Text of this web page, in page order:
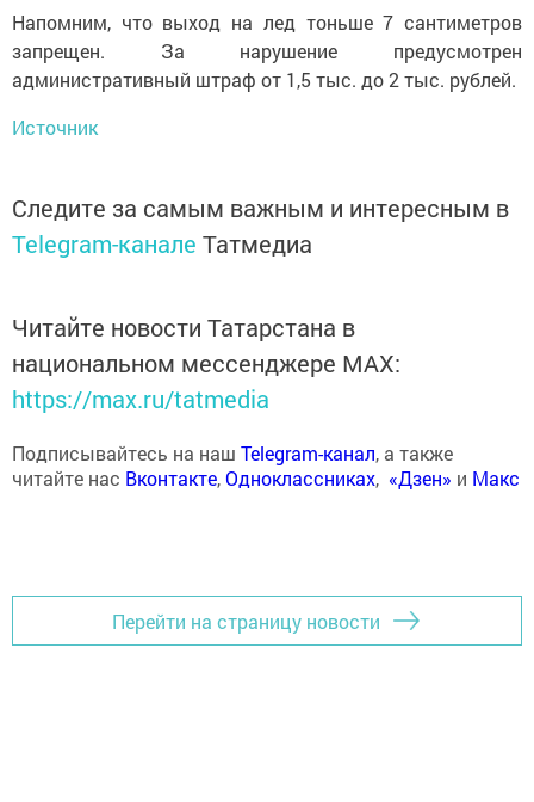
Напомним, что выход на лед тоньше 7 сантиметров
запрещен. За нарушение предусмотрен
административный штраф от 1,5 тыс. до 2 тыс. рублей.
Источник
Следите за самым важным и интересным в
Telegram-канале Татмедиа
Читайте новости Татарстана в
национальном мессенджере MАХ:
https://max.ru/tatmedia
Подписывайтесь на наш Telegram-канал, а также
читайте нас Вконтакте,Одноклассниках, «Дзен» и Макс
Перейти на страницу новости